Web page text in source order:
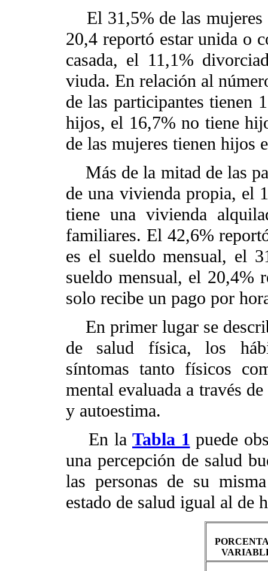
El 31,5% de las mujeres
20,4 reportó estar unida o
casada, el 11,1%
viuda. En relación al
de las participantes
hijos, el 16,7% no tiene
de las mujeres tienen hijos
Más de la mitad de las
de una vivienda propia, el
tiene una vivienda
familiares. El 42,6%
es el sueldo mensual, el
sueldo mensual, el 20,4%
solo recibe un pago por
En primer lugar se
de salud física, los
síntomas tanto físicos
mental evaluada a través
y autoestima.
En la Tabla 1 puede
una percepción de salud
las personas de su
estado de salud igual al de